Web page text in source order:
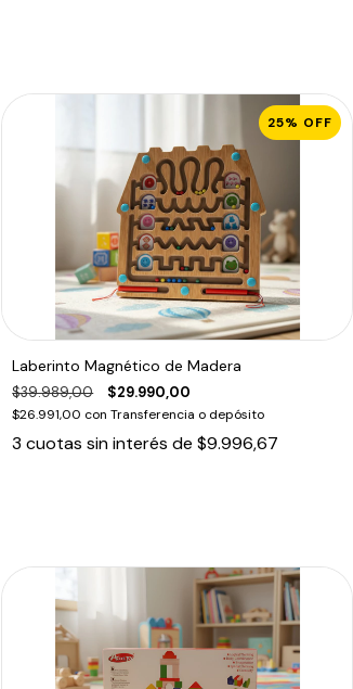
25% OFF
Laberinto Magnético de Madera
$39.989,00 $29.990,00
$26.991,00 con Transferencia o depósito
3 cuotas sin interés de$9.996,67